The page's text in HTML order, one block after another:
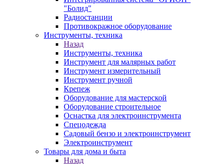
"Болид"
Радиостанции
Противокражное оборудование
Инструменты, техника
Назад
Инструменты, техника
Инструмент для малярных работ
Инструмент измерительный
Инструмент ручной
Крепеж
Оборудование для мастерской
Оборудование строительное
Оснастка для электроинструмента
Спецодежда
Садовый бензо и электроинструмент
Электроинструмент
Товары для дома и быта
Назад